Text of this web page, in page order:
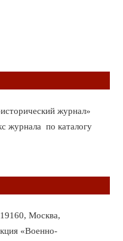
журнал»
журнала по каталогу
Москва,
«Военно-